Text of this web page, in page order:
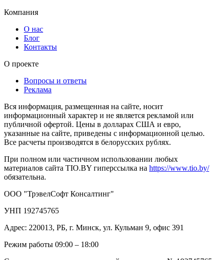
Компания
О нас
Блог
Контакты
О проекте
Вопросы и ответы
Реклама
Вся информация, размещенная на сайте, носит
информационный характер и не является рекламой или
публичной офертой. Цены в долларах США и евро,
указанные на сайте, приведены с информационной целью.
Все расчеты производятся в белорусских рублях.
При полном или частичном использовании любых
материалов сайта TIO.BY гиперссылка на https://www.tio.by/
обязательна.
ООО "ТрэвелСофт Консалтинг"
УНП 192745765
Адрес: 220013, РБ, г. Минск, ул. Кульман 9, офис 391
Режим работы 09:00 – 18:00